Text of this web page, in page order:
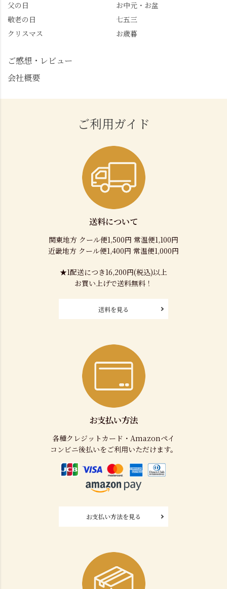
父の日
お中元・お盆
敬老の日
七五三
クリスマス
お歳暮
ご感想・レビュー
会社概要
ご利用ガイド
送料について
関東地方 クール便1,500円 常温便1,100円
近畿地方 クール便1,400円 常温便1,000円
★1配送につき16,200円(税込)以上
お買い上げで送料無料！
送料を見る
お支払い方法
各種クレジットカード・Amazonペイ
コンビニ後払いをご利用いただけます。
お支払い方法を見る